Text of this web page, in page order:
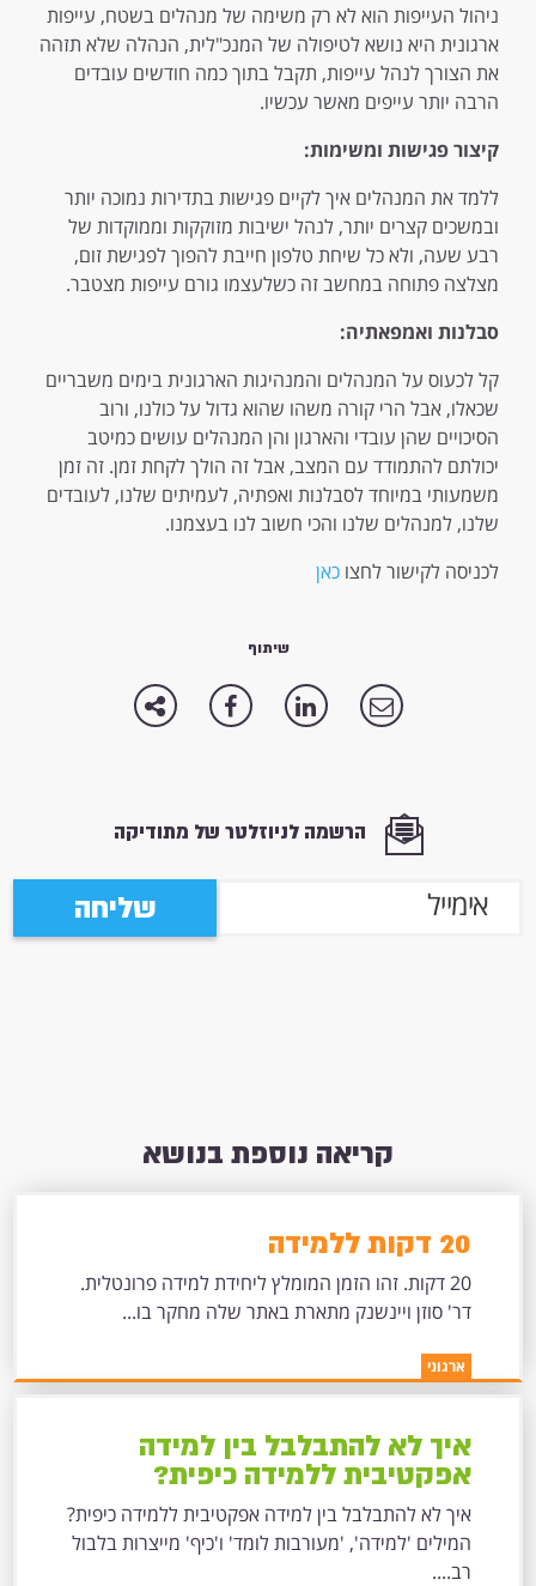
ניהול העייפות הוא לא רק משימה של מנהלים בשטח, עייפות
ארגונית היא נושא לטיפולה של המנכ"לית, הנהלה שלא תזהה
את הצורך לנהל עייפות, תקבל בתוך כמה חודשים עובדים
הרבה יותר עייפים מאשר עכשיו.
קיצור פגישות ומשימות:
ללמד את המנהלים איך לקיים פגישות בתדירות נמוכה יותר
ובמשכים קצרים יותר, לנהל ישיבות מזוקקות וממוקדות של
רבע שעה, ולא כל שיחת טלפון חייבת להפוך לפגישת זום,
מצלצה פתוחה במחשב זה כשלעצמו גורם עייפות מצטבר.
סבלנות ואמפאתיה:
קל לכעוס על המנהלים והמנהיגות הארגונית בימים משבריים
שכאלו, אבל הרי קורה משהו שהוא גדול על כולנו, ורוב
הסיכויים שהן עובדי והארגון והן המנהלים עושים כמיטב
יכולתם להתמודד עם המצב, אבל זה הולך לקחת זמן. זה זמן
משמעותי במיוחד לסבלנות ואפתיה, לעמיתים שלנו, לעובדים
שלנו, למנהלים שלנו והכי חשוב לנו בעצמנו.
לכניסה לקישור לחצוכאן
שיתוף
הרשמה לניוזלטר של מתודיקה
שליחה
קריאה נוספת בנושא
20 דקות ללמידה
20 דקות. זהו הזמן המומלץ ליחידת למידה פרונטלית.
דר' סוזן ויינשנק מתארת באתר שלה מחקר בו...
ארגוני
איך לא להתבלבל בין למידה
אפקטיבית ללמידה כיפית?
איך לא להתבלבל בין למידה אפקטיבית ללמידה כיפית?
המילים 'למידה', 'מעורבות לומד' ו'כיף' מייצרות בלבול
רב....